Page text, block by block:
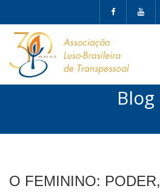
Blog
O FEMININO: PODER,